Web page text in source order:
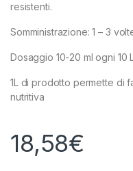
resistenti.
Somministrazione: 1 – 3
Dosaggio 10-20 ml ogni 10
1L di prodotto permette di
nutritiva
18,58€